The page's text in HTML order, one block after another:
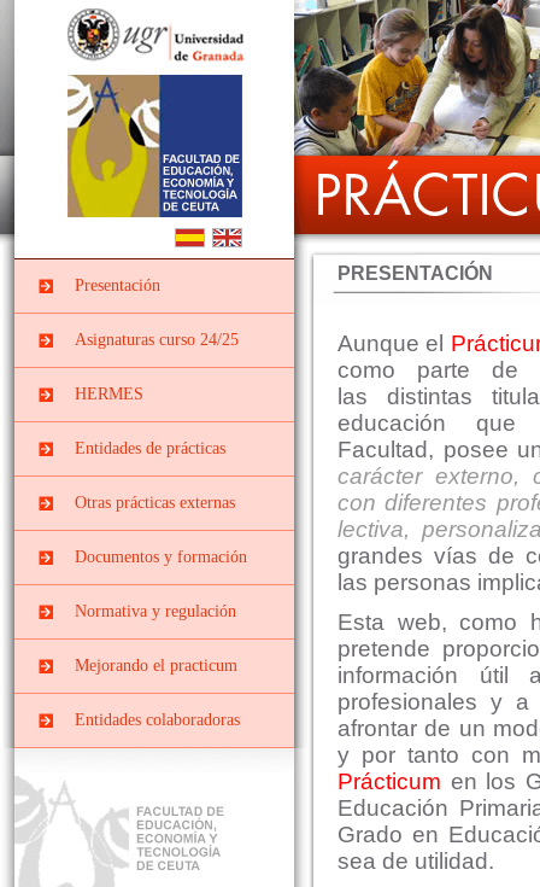
Presentación
Asignaturas curso 24/25
PRÁCTICUM I DEL
GRADO EN
EDUCACIÓN INFANTIL
PII-Grado Ed.Infantil[4º]
PRÁCTICUM I DEL
PRIMARIA
mención]
de Educación Social
HERMES
Entidades de prácticas
Instituciones
socieducativas
Centros docentes
Otras prácticas externas
Prácticas
EXTRACURRICULARES
Prácticas ERASMUS
Documentos y formación
Cursos, congresos y
jornadas
Documentos y Tutoriales
Normativa y regulación
Convenios y Órdenes
Reguladoras
Comisiones
Interna
Planes de prácticas
Mejorando el practicum
Datos y cifras de cursos
anteriores
El Prácticum en los
estudios de grado
Entidades colaboradoras
PRESENTACIÓN
Aunque el
como parte de
las distintas
educación
Facultad, posee
carácter externo,
con diferentes
lectiva,
grandes vías de
las personas
Esta web, como
pretende
información útil
profesionales y a
afrontar de un
y por tanto con
Prácticum en los
Educación
Grado en
sea de utilidad.